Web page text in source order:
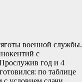
военной службы.
с
год и 4
по таблице